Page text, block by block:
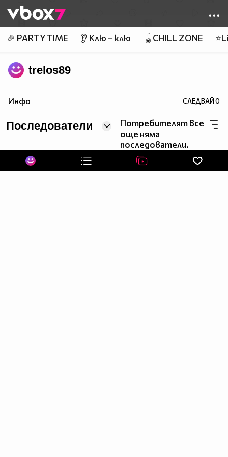
👾
🎉 PARTY TIME 👂 Клю – клю 🪀CHILL ZONE
trelos89
Инфо СЛЕДВАЙ0
Последователи
Потребителят все
още няма
последователи.